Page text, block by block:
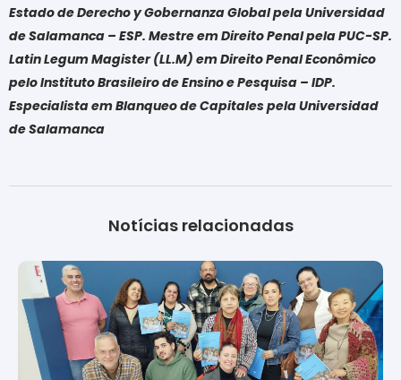
Estado de Derecho y Gobernanza Global pela Universidad
de Salamanca – ESP. Mestre em Direito Penal pela PUC-SP.
Latin Legum Magister (LL.M) em Direito Penal Econômico
pelo Instituto Brasileiro de Ensino e Pesquisa – IDP.
Especialista em Blanqueo de Capitales pela Universidad
de Salamanca
Notícias relacionadas